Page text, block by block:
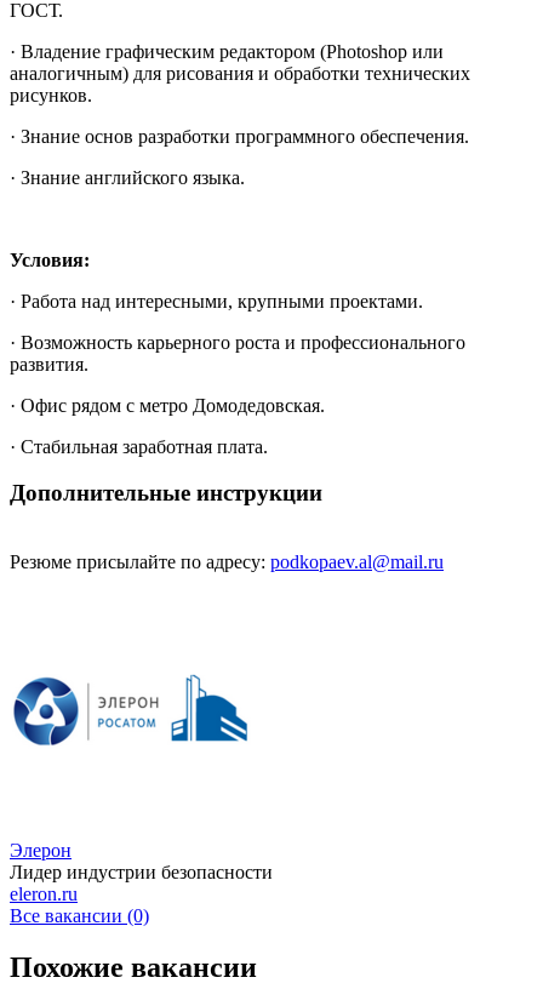
ГОСТ.
· Владение графическим редактором (Photoshop или
аналогичным) для рисования и обработки технических
рисунков.
· Знание основ разработки программного обеспечения.
· Знание английского языка.
Условия:
· Работа над интересными, крупными проектами.
· Возможность карьерного роста и профессионального
развития.
· Офис рядом с метро Домодедовская.
· Стабильная заработная плата.
Дополнительные инструкции
Резюме присылайте по адресу: podkopaev.al@mail.ru
Элерон
Лидер индустрии безопасности
eleron.ru
Все вакансии (0)
Похожие вакансии